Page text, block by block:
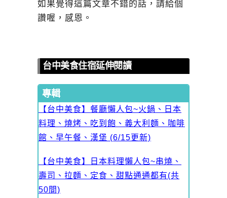
如果覺得這篇文章不錯的話，請給個
讚喔，感恩。
台中美食住宿延伸閱讀
專輯
【台中美食】餐廳懶人包~火鍋、日本
料理、燒烤、吃到飽、義大利麵、咖啡
館、早午餐、漢堡 (6/15更新)
【台中美食】日本料理懶人包~串燒、
壽司、拉麵、定食、甜點通通都有(共
50間)